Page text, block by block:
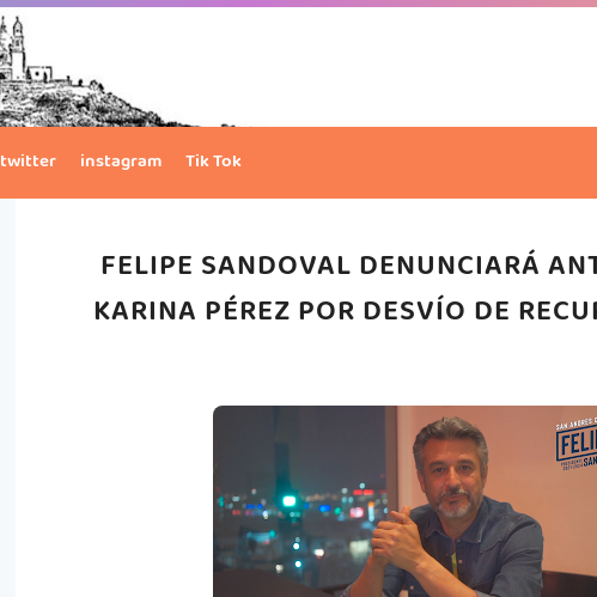
twitter instagram Tik Tok
FELIPE SANDOVAL DENUNCIARÁ
KARINA PÉREZ POR DESVÍO DE